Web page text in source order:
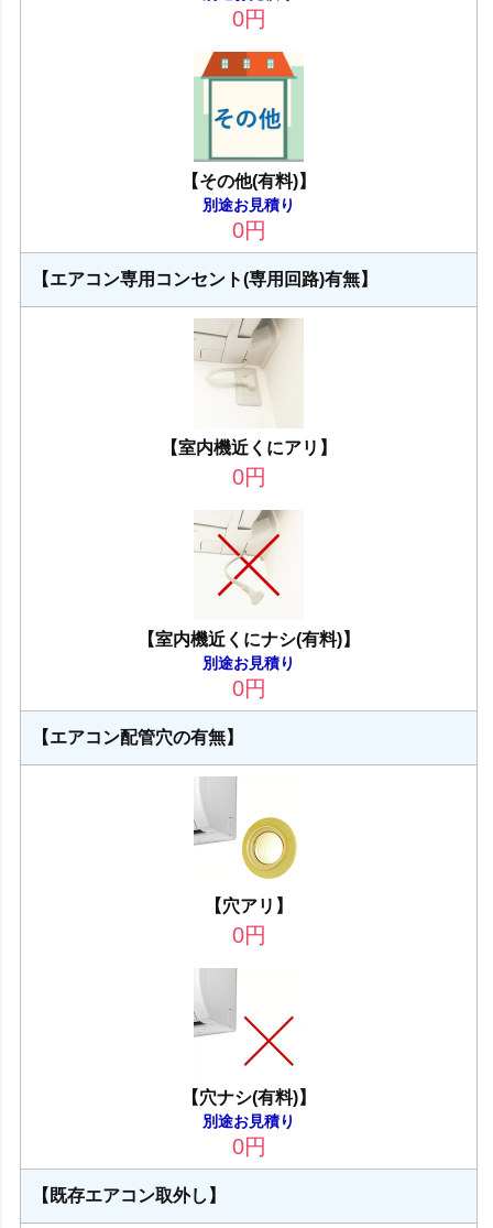
0円
【その他(有料)】
別途お見積り
0円
【エアコン専用コンセント(専用回路)有無】
【室内機近くにアリ】
0円
【室内機近くにナシ(有料)】
別途お見積り
0円
【エアコン配管穴の有無】
【穴アリ】
0円
【穴ナシ(有料)】
別途お見積り
0円
【既存エアコン取外し】